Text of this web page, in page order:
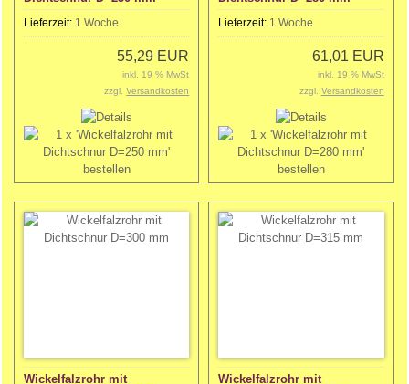
Lieferzeit: 1 Woche
55,29 EUR
inkl. 19 % MwSt
zzgl.Versandkosten
Lieferzeit: 1 Woche
61,01 EUR
inkl. 19 % MwSt
zzgl. Versandkosten
Wickelfalzrohr mit
Wickelfalzrohr mit